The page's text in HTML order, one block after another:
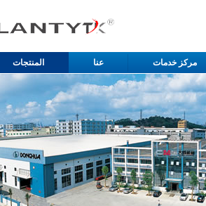
المنتجات عنا مركز خدمات